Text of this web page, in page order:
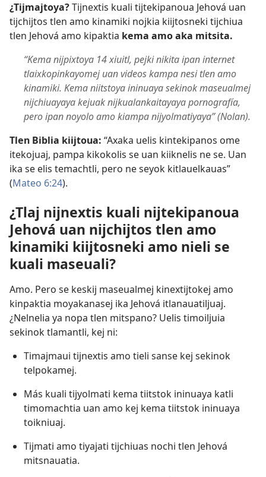
¿Tijmajtoya?Tijnextis kuali tijtekipanoua Jehová uan
tijchijtos tlen amo kinamiki nojkia kiijtosneki tijchiua
tlen Jehová amo kipaktia kema amo aka mitsita.
“Kema nijpixtoya 14 xiuitl, pejki nikita ipan internet
tlaixkopinkayomej uan videos kampa nesi tlen amo
kinamiki. Kema niitstoya ininuaya sekinok maseualmej
nijchiuayaya kejuak nijkualankaitayaya pornografía,
pero ipan noyolo amo kiampa nijyolmatiyaya” (Nolan).
Tlen Biblia kiijtoua: “Axaka uelis kintekipanos ome
itekojuaj, pampa kikokolis se uan kiiknelis ne se. Uan
ika se elis temachtli, pero ne seyok kitlauelkauas”
(Mateo 6:24).
¿Tlaj nijnextis kuali nijtekipanoua
Jehová uan nijchijtos tlen amo
kinamiki kiijtosneki amo nieli se
kuali maseuali?
Amo. Pero se keskij maseualmej kinextijtokej amo
kinpaktia moyakanasej ika Jehová itlanauatiljuaj.
¿Nelnelia ya nopa tlen mitspano? Uelis timoiljuia
sekinok tlamantli, kej ni:
Timajmaui tijnextis amo tieli sanse kej sekinok
telpokamej.
Más kuali tijyolmati kema tiitstok ininuaya katli
timomachtia uan amo kej kema tiitstok ininuaya
toikniuaj.
Tijmati amo tiyajati tijchiuas nochi tlen Jehová
mitsnauatia.